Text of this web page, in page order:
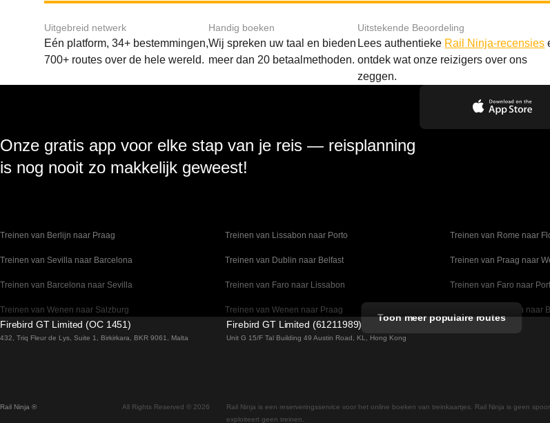
Uitgebreid netwerk
Eén platform, 34+ bestemmingen,
700+ routes over de hele wereld.
Handig boeken
Wij spreken uw taal en bieden
meer dan 20 betaalmethoden.
Uitstekende Beoordeling
Lees authentieke Rail Ninja-recensies
ontdek wat onze reizigers over ons
zeggen.
Onze gratis app voor elke stap van je reis — reisplanning
is nog nooit zo makkelijk geweest!
Treinen van Berlijn naar Praag Treinen van Lissabon naar Porto Treinen van Rome naar
Treinen van Sevilla naar Barcelona Treinen van Dublin naar Belfast Treinen van Praag naar
Treinen van Barcelona naar Sevilla Treinen van Faro naar Lissabon Treinen van Faro naar
Treinen van Wenen naar Salzburg Treinen van Wenen naar Praag Treinen van Wenen naar
Treinen van Venetie naar Florence Treinen van Valencia naar Madrid
Treinen van Seoel naar Busan Treinen van Rovaniemi naar Helsinki Treinen van Rome naar
Toon meer populaire routes
Firebird GT Limited (OC 1451)
432, Triq Fleur de Lys, Suite 1, Birkirkara, BKR 9061, Malta
Firebird GT Limited (61211989)
Unit G 15/F Tal Building 49 Austin Road, KL, Hong Kong
Rail Ninja ® All Rights Reserved © 2026
Rail Ninja is een reserveringsservice voor het online boeken van treinkaartjes. Rail Ninja is geen
exploiteert geen treinen.